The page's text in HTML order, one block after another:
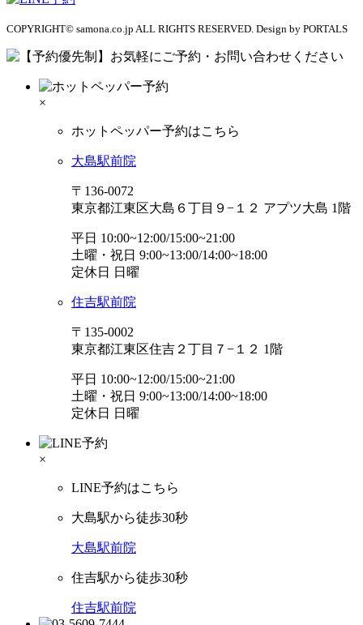
COPYRIGHT© samona.co.jp ALL RIGHTS RESERVED. Design by PORTALS
×
ホットペッパー予約はこちら
大島駅前院
〒136-0072
東京都江東区大島６丁目９−１２ アプツ大島 1階
平日 10:00~12:00/15:00~21:00
土曜・祝日 9:00~13:00/14:00~18:00
定休日 日曜
住吉駅前院
〒135-0002
東京都江東区住吉２丁目７−１２ 1階
平日 10:00~12:00/15:00~21:00
土曜・祝日 9:00~13:00/14:00~18:00
定休日 日曜
×
LINE予約はこちら
大島駅から徒歩30秒
大島駅前院
住吉駅から徒歩30秒
住吉駅前院